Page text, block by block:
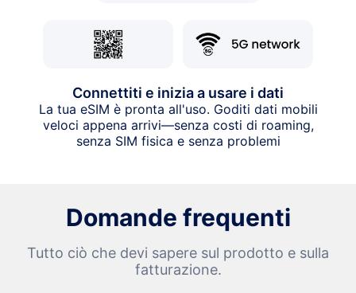
Connettiti e inizia a usare i dati
La tua eSIM è pronta all'uso. Goditi dati mobili
veloci appena arrivi—senza costi di roaming,
senza SIM fisica e senza problemi
Domande frequenti
Tutto ciò che devi sapere sul prodotto e sulla
fatturazione.